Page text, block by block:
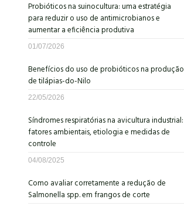
Probióticos na suinocultura: uma estratégia
para reduzir o uso de antimicrobianos e
aumentar a eficiência produtiva
01/07/2026
Benefícios do uso de probióticos na produção
de tilápias-do-Nilo
22/05/2026
Síndromes respiratórias na avicultura industrial:
fatores ambientais, etiologia e medidas de
controle
04/08/2025
Como avaliar corretamente a redução de
Salmonella spp. em frangos de corte